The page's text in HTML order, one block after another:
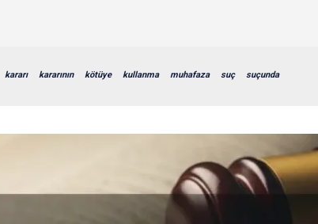
kararı kararının kötüye kullanma muhafaza suç suçunda